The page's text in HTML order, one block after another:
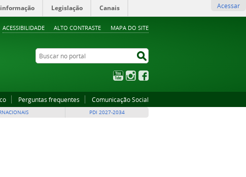
ACESSIBILIDADE ALTO CONTRASTE MAPA DO SITE
informação Legislação Canais Acessar
Buscar no portal
YouTubeInstagram
Perguntas frequentes Comunicação Social
PDI 2027-2034